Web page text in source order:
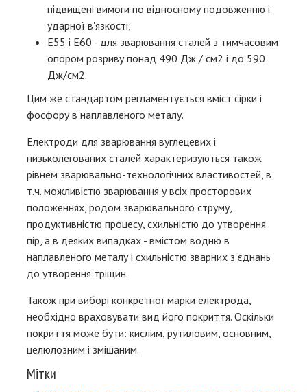
підвищені вимоги по відносному подовженню і
ударної в'язкості;
Е55 і Е60 - для зварювання сталей з тимчасовим
опором розриву понад 490 Дж / см2 і до 590
Дж/см2.
Цим же стандартом регламентується вміст сірки і
фосфору в наплавленого металу.
Електроди для зварювання вуглецевих і
низьколегованих сталей характеризуються також
рівнем зварювально-технологічних властивостей, в
т.ч. можливістю зварювання у всіх просторових
положеннях, родом зварювального струму,
продуктивністю процесу, схильністю до утворення
пір, а в деяких випадках - вмістом водню в
наплавленого металу і схильністю зварних з'єднань
до утворення тріщин.
Також при виборі конкретної марки електрода,
необхідно враховувати вид його покриття. Оскільки
покриття може бути: кислим, рутиловим, основним,
целюлозним і змішаним.
Мітки